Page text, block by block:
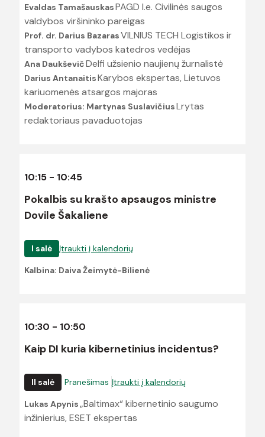
Evaldas TamašauskasPAGD l.e. Civilinės saugos
valdybos viršininko pareigas
Prof. dr. Darius BazarasVILNIUS TECH Logistikos ir
transporto vadybos katedros vedėjas
Ana DaukševičDelfi užsienio naujienų žurnalistė
Darius AntanaitisKarybos ekspertas, Lietuvos
kariuomenės atsargos majoras
Moderatorius: Martynas SuslavičiusLrytas
redaktoriaus pavaduotojas
10:15 - 10:45
Pokalbis su krašto apsaugos ministre
Dovile Šakaliene
I salė Įtraukti į kalendorių
Kalbina: Daiva Žeimytė-Bilienė
10:30 - 10:50
Kaip DI kuria kibernetinius incidentus?
II salė Pranešimas Įtraukti į kalendorių
Lukas Apynis„Baltimax“ kibernetinio saugumo
inžinierius, ESET ekspertas